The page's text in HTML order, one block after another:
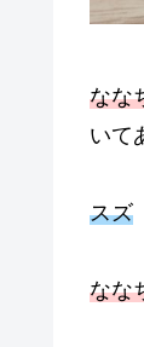
なな
いて
スズ
なな